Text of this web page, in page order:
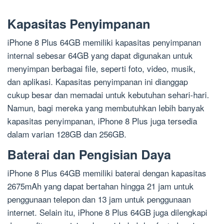
Kapasitas Penyimpanan
iPhone 8 Plus 64GB memiliki kapasitas penyimpanan
internal sebesar 64GB yang dapat digunakan untuk
menyimpan berbagai file, seperti foto, video, musik,
dan aplikasi. Kapasitas penyimpanan ini dianggap
cukup besar dan memadai untuk kebutuhan sehari-hari.
Namun, bagi mereka yang membutuhkan lebih banyak
kapasitas penyimpanan, iPhone 8 Plus juga tersedia
dalam varian 128GB dan 256GB.
Baterai dan Pengisian Daya
iPhone 8 Plus 64GB memiliki baterai dengan kapasitas
2675mAh yang dapat bertahan hingga 21 jam untuk
penggunaan telepon dan 13 jam untuk penggunaan
internet. Selain itu, iPhone 8 Plus 64GB juga dilengkapi